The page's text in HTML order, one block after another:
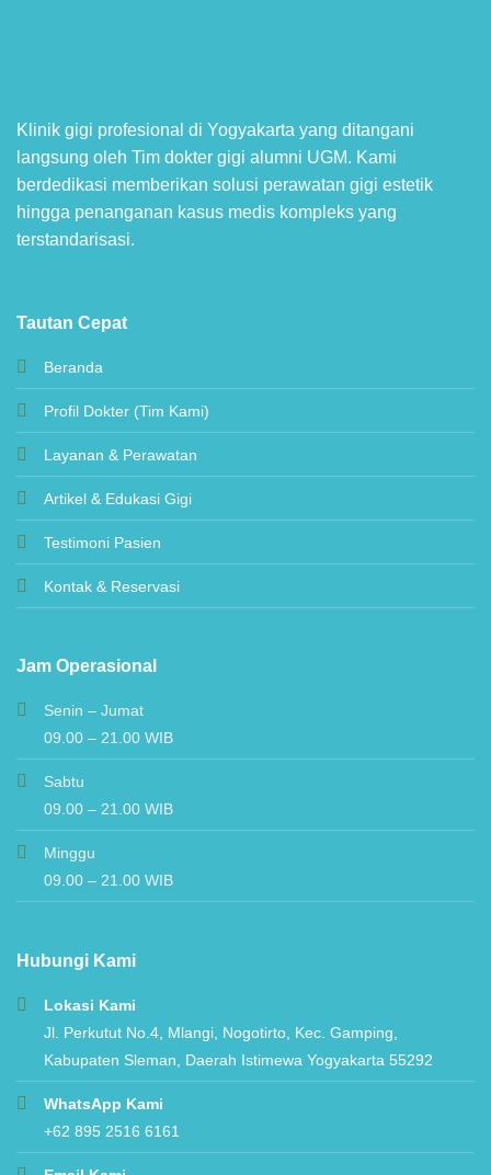
Klinik gigi profesional di Yogyakarta yang ditangani
langsung oleh Tim dokter gigi alumni UGM. Kami
berdedikasi memberikan solusi perawatan gigi estetik
hingga penanganan kasus medis kompleks yang
terstandarisasi.
Tautan Cepat
Beranda
Profil Dokter (Tim Kami)
Layanan & Perawatan
Artikel & Edukasi Gigi
Testimoni Pasien
Kontak & Reservasi
Jam Operasional
Senin – Jumat
09.00 – 21.00 WIB
Sabtu
09.00 – 21.00 WIB
Minggu
09.00 – 21.00 WIB
Hubungi Kami
Lokasi Kami
Jl. Perkutut No.4, Mlangi, Nogotirto, Kec. Gamping,
Kabupaten Sleman, Daerah Istimewa Yogyakarta 55292
WhatsApp Kami
+62 895 2516 6161